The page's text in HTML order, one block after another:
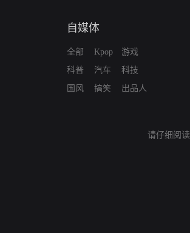
自媒体
全部
科普
国风
Kpop
汽车
搞笑
游戏
科技
出品人
请仔细阅读